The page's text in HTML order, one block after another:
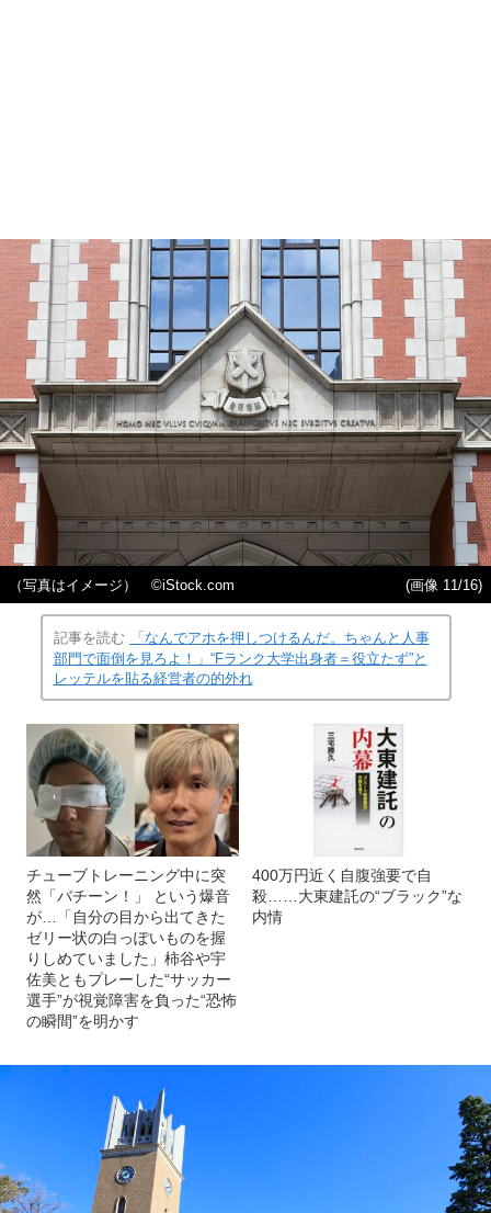
（写真はイメージ） ©️iStock.com (画像 11/16)
記事を読む
「なんでアホを押しつけるんだ。ちゃんと人事
部門で面倒を見ろよ！」“Fランク大学出身者＝役立たず”と
レッテルを貼る経営者の的外れ
チューブトレーニング中に突
然「バチーン！」 という爆音
が…「自分の目から出てきた
ゼリー状の白っぽいものを握
りしめていました」柿谷や宇
佐美ともプレーした“サッカー
選手”が視覚障害を負った“恐怖
の瞬間”を明かす
400万円近く自腹強要で自
殺……大東建託の“ブラック”な
内情